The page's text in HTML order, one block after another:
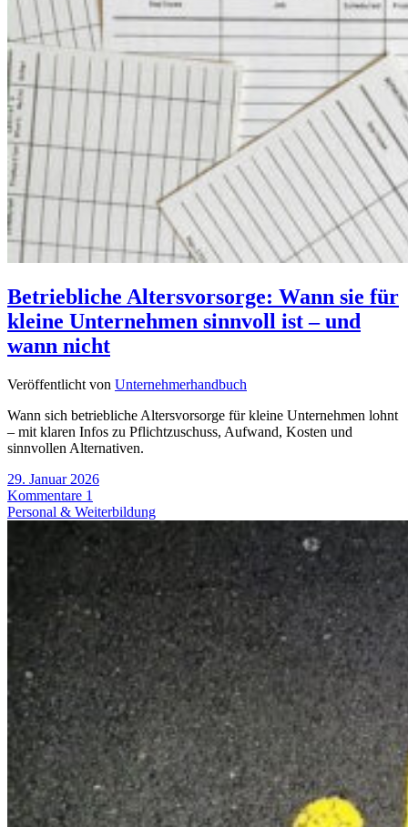
Betriebliche Altersvorsorge: Wann sie für
kleine Unternehmen sinnvoll ist – und
wann nicht
Veröffentlicht von Unternehmerhandbuch
Wann sich betriebliche Altersvorsorge für kleine Unternehmen lohnt
– mit klaren Infos zu Pflichtzuschuss, Aufwand, Kosten und
sinnvollen Alternativen.
29. Januar 2026
Kommentare 1
Personal & Weiterbildung